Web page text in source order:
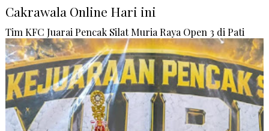
Cakrawala Online Hari ini
Tim KFC Juarai Pencak Silat Muria Raya Open 3 di Pati